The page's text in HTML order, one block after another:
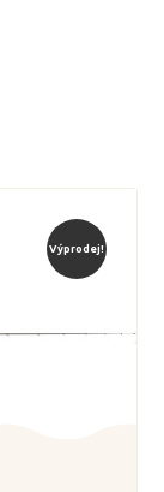
Výprodej!